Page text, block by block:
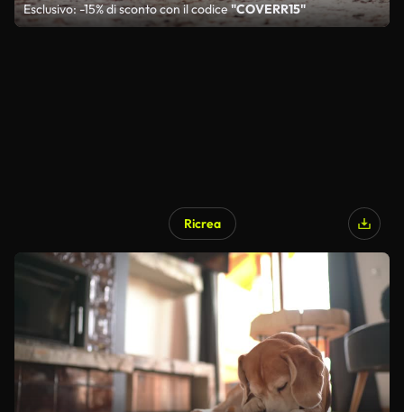
Esclusivo: -15% di sconto con il codice"COVERR15"
Ricrea